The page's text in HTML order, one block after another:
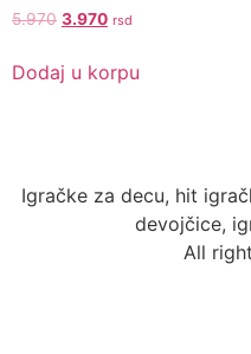
5.970 Original
was:
5.970.
3.970Current
is:
3.970.
rsd
Dodaj u korpu
Igračke za decu, hit
devojčice,
All